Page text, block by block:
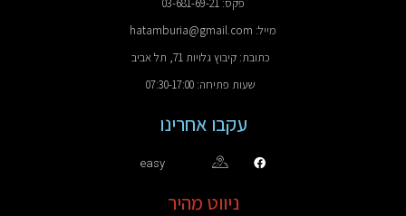
פקס: 03-681-69-21
מייל: hatamburia@gmail.com
כתובת: קיבוץ גלויות 71, תל אביב
שעות פתיחה: 07:30-17:00
עקבו אחרינו
easy
ניווט מהיר